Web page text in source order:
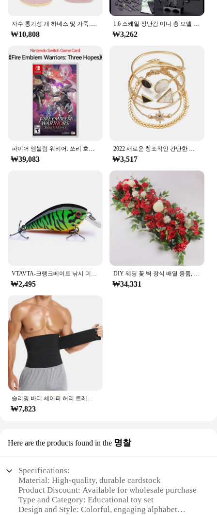
Whether you're an educator looking to enhance
your language curriculum or a vendor seeking
quality language learning aids, the merka Alphabet
Cards are an excellent choice. They are available in
bulk, making them an excellent option for
wholesale purchases. The cards are designed to
support both individual and group learning, making
them versatile and adaptable to various teaching
environments. With their engaging design and
practicality, these cards are sure to become a staple
in any language learning toolkit.
자수 통기성 개 하네스 및 가죽 끈 세트, 조정 가능한 스낵 백, S,M 개용 고양이 하네스, 조끼 가죽 끈, 개 용품
₩10,808
1:6 스케일 장난감 미니 총 모델 M134 MG42 AK47 98K 라이플 퍼즐 빌딩 브릭 조립 무기, 장면 샌드팬 게임 장난감
₩3,262
파이어 엠블럼 워리어: 쓰리 호프 닌텐도 스위치 게임 카드, 닌텐도 스위치 OLED 스위치 라이트, 물리적 거래
₩39,083
2022 새로운 창조적인 간단한 기질 여성 보석 세트 팔각형 조각 화살표 기하학적 팔찌 5 조각 세트
₩3,517
VTAVTA-크랭크베이트 낚시 미끼, 5cm/7cm, 파이크용 플로팅 워블러, 블랙 미노우 루어, 인공 미끼 낚시 태클
₩2,495
DIY 웨딩 꽃 벽 장식 배열 용품, 실크 모란 장미, 인공 꽃 줄 장식, 수 아치 배경, 50 cm, 100cm
₩34,331
슬리밍 바디 셰이퍼 허리 트레이너 랩 남성용 배 컨트롤 코르셋 네오프렌 지방 연소 무게추 감량 사우나 땀 벨트
₩7,823
Here are the products found in the 명찰
Specifications:
Material: High-quality, durable cardstock
Product Discount: Available for wholesale purchase
Type and Category: Educational toy set
Design and Style: Colorful, engaging alphabet